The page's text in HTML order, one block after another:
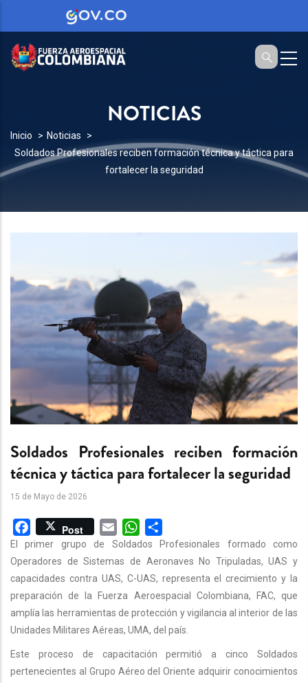
NOTICIAS
SOBRESCRIBIR
ENLACES
DE
A
NAVEGACIÓN
Inicio
Noticias
Soldados Profesionales reciben formación técnica y táctica para
fortalecer la seguridad
Soldados Profesionales reciben formación
técnica y táctica para fortalecer la seguridad
15 de Mayo de 2026
Facebook
Post Email WhatsApp
El primer grupo de Soldados Profesionales formado como
Operadores de Sistemas de Aeronaves No Tripuladas, UAS y
capacidades contra UAS, C-UAS, representa el crecimiento y la
preparación de la Fuerza Aeroespacial Colombiana, FAC, que
amplía las herramientas de protección y vigilancia al interior de las
Unidades Militares Aéreas, UMA, del país.
Este proceso de capacitación permitió a cinco Soldados
pertenecientes al Grupo Aéreo del Oriente adquirir conocimientos